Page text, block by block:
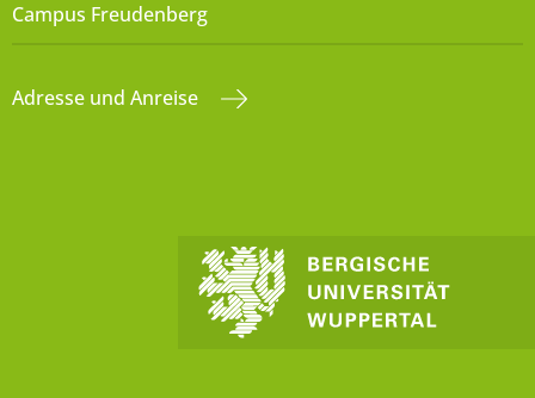
Campus Freudenberg
Adresse und Anreise